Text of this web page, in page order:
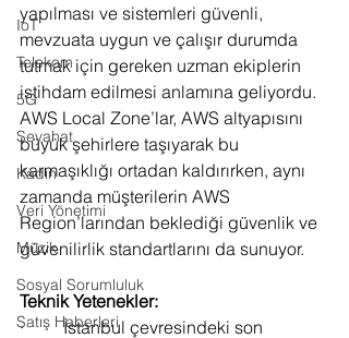
IoT
Telekom
5G
Seyahat
Kadın
Veri Yönetimi
Müzik
Sosyal Sorumluluk
Satış Haberleri
yapılması ve sistemleri güvenli,
mevzuata uygun ve çalışır durumda
tutmak için gereken uzman ekiplerin
istihdam edilmesi anlamına geliyordu.
AWS Local Zone’lar, AWS altyapısını
büyük şehirlere taşıyarak bu
karmaşıklığı ortadan kaldırırken, aynı
zamanda müşterilerin AWS
Region’larından beklediği güvenlik ve
güvenilirlik standartlarını da sunuyor.
Teknik Yetenekler:
·         İstanbul çevresindeki son